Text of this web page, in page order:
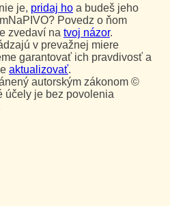
je, pridaj ho a budeš jeho
Povedz o ňom
zvedaví na tvoj názor.
v prevažnej miere
garantovať ich pravdivosť a
aktualizovať.
autorským zákonom ©
účely je bez povolenia